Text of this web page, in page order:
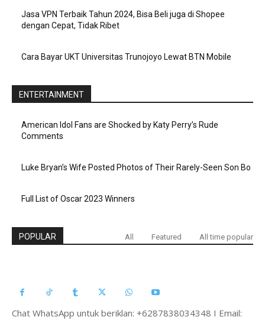
Jasa VPN Terbaik Tahun 2024, Bisa Beli juga di Shopee
dengan Cepat, Tidak Ribet
Cara Bayar UKT Universitas Trunojoyo Lewat BTN Mobile
ENTERTAINMENT
American Idol Fans are Shocked by Katy Perry’s Rude
Comments
Luke Bryan’s Wife Posted Photos of Their Rarely-Seen Son Bo
Full List of Oscar 2023 Winners
POPULAR All Featured All time popular
Chat WhatsApp untuk beriklan: +6287838034348 I Email: